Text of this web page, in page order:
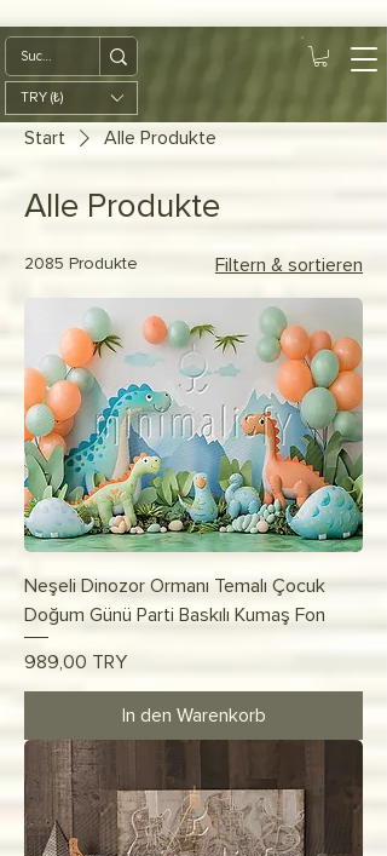
TRY (₺)
Start Alle Produkte
Alle Produkte
2085 Produkte Filtern & sortieren
Neşeli Dinozor Ormanı Temalı Çocuk
Doğum Günü Parti Baskılı Kumaş Fon
Preis
989,00 TRY
In den Warenkorb